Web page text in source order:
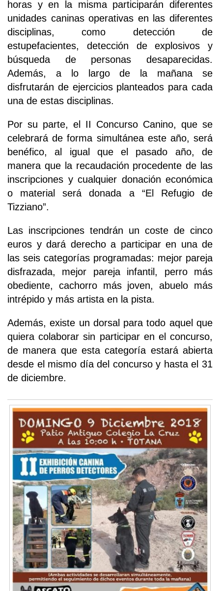
horas y en la misma participarán diferentes
unidades caninas operativas en las diferentes
disciplinas, como detección de
estupefacientes, detección de explosivos y
búsqueda de personas desaparecidas.
Además, a lo largo de la mañana se
disfrutarán de ejercicios planteados para cada
una de estas disciplinas.
Por su parte, el II Concurso Canino, que se
celebrará de forma simultánea este año, será
benéfico, al igual que el pasado año, de
manera que la recaudación procedente de las
inscripciones y cualquier donación económica
o material será donada a “El Refugio de
Tizziano”.
Las inscripciones tendrán un coste de cinco
euros y dará derecho a participar en una de
las seis categorías programadas: mejor pareja
disfrazada, mejor pareja infantil, perro más
obediente, cachorro más joven, abuelo más
intrépido y más artista en la pista.
Además, existe un dorsal para todo aquel que
quiera colaborar sin participar en el concurso,
de manera que esta categoría estará abierta
desde el mismo día del concurso y hasta el 31
de diciembre.